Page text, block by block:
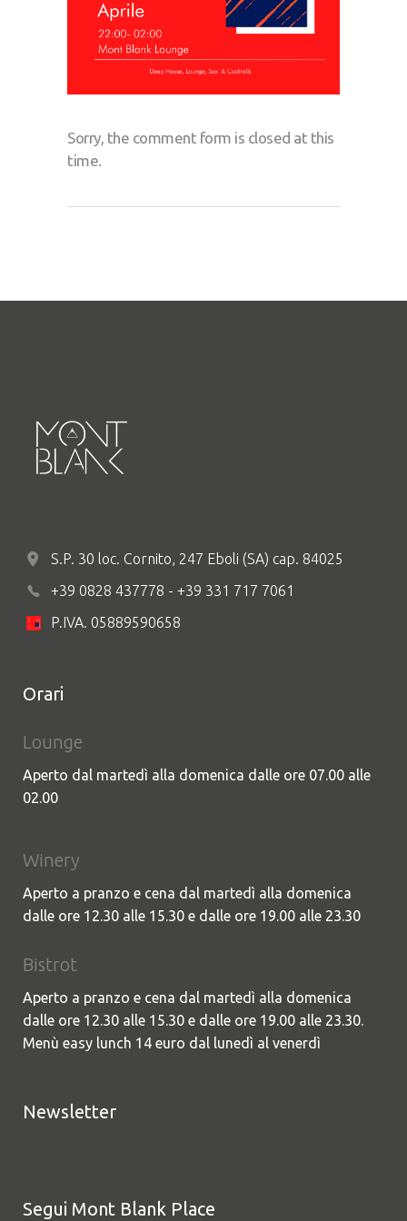
Sorry, the comment form is closed at this
time.
S.P. 30 loc. Cornito, 247 Eboli (SA) cap. 84025
+39 0828 437778 - +39 331 717 7061
P.IVA. 05889590658
Orari
Lounge
Aperto dal martedì alla domenica dalle ore 07.00 alle
02.00
Winery
Aperto a pranzo e cena dal martedì alla domenica
dalle ore 12.30 alle 15.30 e dalle ore 19.00 alle 23.30
Bistrot
Aperto a pranzo e cena dal martedì alla domenica
dalle ore 12.30 alle 15.30 e dalle ore 19.00 alle 23.30.
Menù easy lunch 14 euro dal lunedì al venerdì
Newsletter
Segui Mont Blank Place